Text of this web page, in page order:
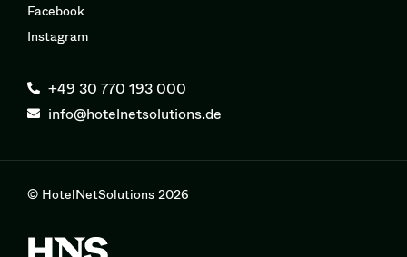
Facebook
Instagram
+49 30 770 193 000
info@hotelnetsolutions.de
© HotelNetSolutions 2026